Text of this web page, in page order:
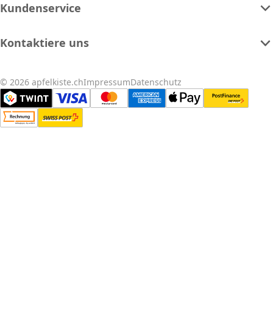
Kundenservice
Kontaktiere uns
© 2026 apfelkiste.chImpressumDatenschutz